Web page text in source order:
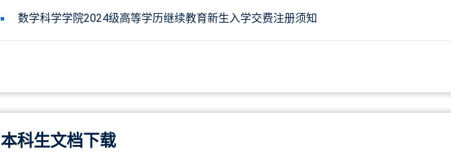
数学科学学院2024级高等学历继续教育新生入学交费注册须知
本科生文档下载